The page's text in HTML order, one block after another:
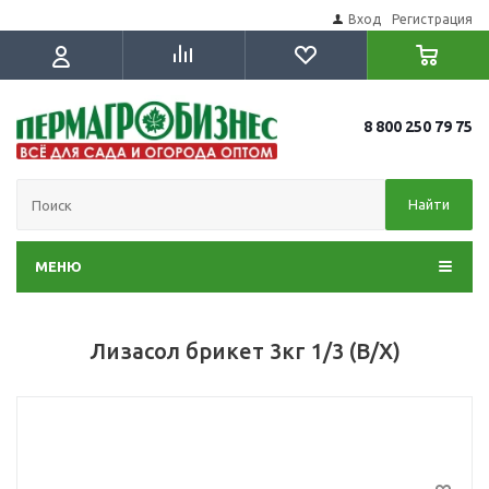
Вход Регистрация
8 800 250 79 75
Найти
МЕНЮ
Лизасол брикет 3кг 1/3 (В/Х)